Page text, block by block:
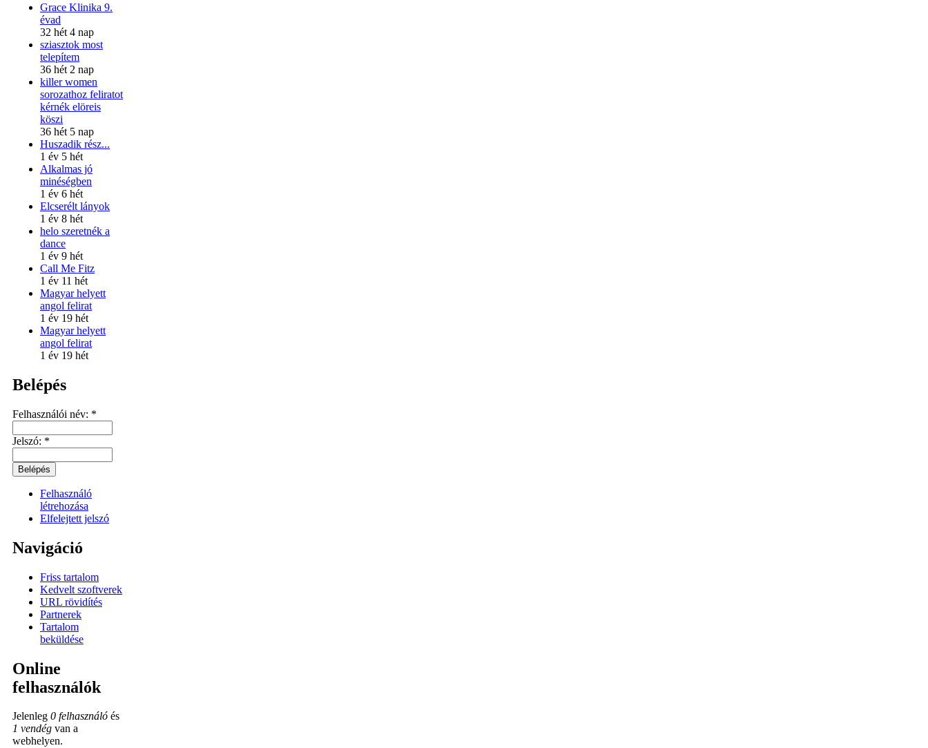
Grace Klinika 9.
évad
32 hét 4 nap
sziasztok most
telepítem
36 hét 2 nap
killer women
sorozathoz feliratot
kérnék elöreis
köszi
36 hét 5 nap
Huszadik rész...
1 év 5 hét
Alkalmas jó
minéségben
1 év 6 hét
Elcserélt lányok
1 év 8 hét
helo szeretnék a
dance
1 év 9 hét
Call Me Fitz
1 év 11 hét
Magyar helyett
angol felirat
1 év 19 hét
Magyar helyett
angol felirat
1 év 19 hét
Belépés
Felhasználói név: *
Jelszó: *
Felhasználó
létrehozása
Elfelejtett jelszó
Navigáció
Friss tartalom
Kedvelt szoftverek
URL rövidítés
Partnerek
Tartalom
beküldése
Online
felhasználók
Jelenleg 0 felhasználó és
1 vendég van a
webhelyen.